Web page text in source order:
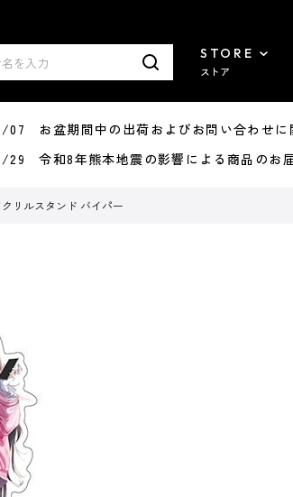
STORE
ストア
お盆期間中の出荷およびお問い合わせに
令和8年熊本地震の影響による商品のお
リルスタンド バイパー